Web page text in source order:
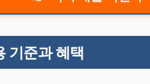
기준과 혜택